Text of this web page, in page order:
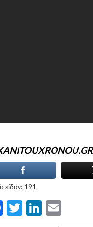
είδαν: 191
Facebook
TwitterLinkedIn